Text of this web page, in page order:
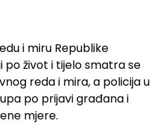
i miru Republike
po život i tijelo smatra se
reda i mira, a policija u
po prijavi građana i
mjere.